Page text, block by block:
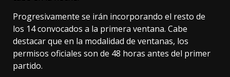
Progresivamente se irán incorporando el resto de
los 14 convocados a la primera ventana. Cabe
destacar que en la modalidad de ventanas, los
permisos oficiales son de 48 horas antes del primer
partido.